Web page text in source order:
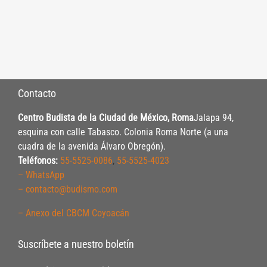
Contacto
Centro Budista de la Ciudad de México, RomaJalapa 94,
esquina con calle Tabasco. Colonia Roma Norte (a una
cuadra de la avenida Álvaro Obregón).
Teléfonos: 55-5525-0086, 55-5525-4023
– WhatsApp
– contacto@budismo.com
– Anexo del CBCM Coyoacán
Suscríbete a nuestro boletín